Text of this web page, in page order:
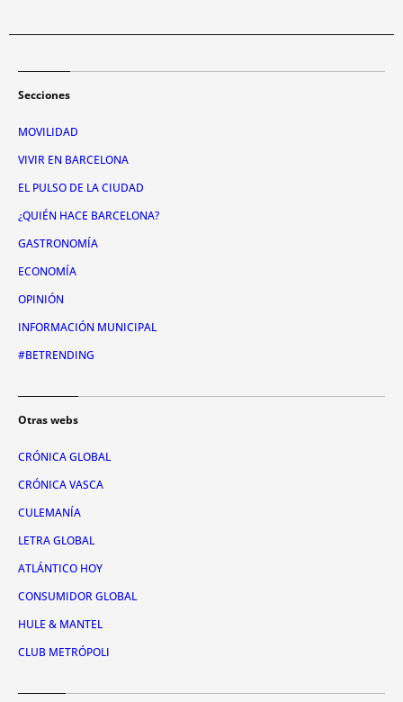
Secciones
MOVILIDAD
VIVIR EN BARCELONA
EL PULSO DE LA CIUDAD
¿QUIÉN HACE BARCELONA?
GASTRONOMÍA
ECONOMÍA
OPINIÓN
INFORMACIÓN MUNICIPAL
#BETRENDING
Otras webs
CRÓNICA GLOBAL
CRÓNICA VASCA
CULEMANÍA
LETRA GLOBAL
ATLÁNTICO HOY
CONSUMIDOR GLOBAL
HULE & MANTEL
CLUB METRÓPOLI